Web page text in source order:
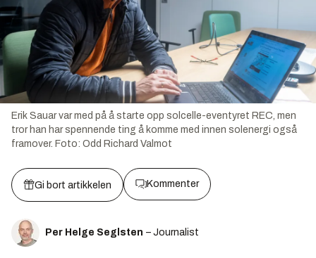
Erik Sauar var med på å starte opp solcelle-eventyret REC, men
tror han har spennende ting å komme med innen solenergi også
framover. Foto: Odd Richard Valmot
Gi bort artikkelen Kommenter
Per Helge Seglsten – Journalist